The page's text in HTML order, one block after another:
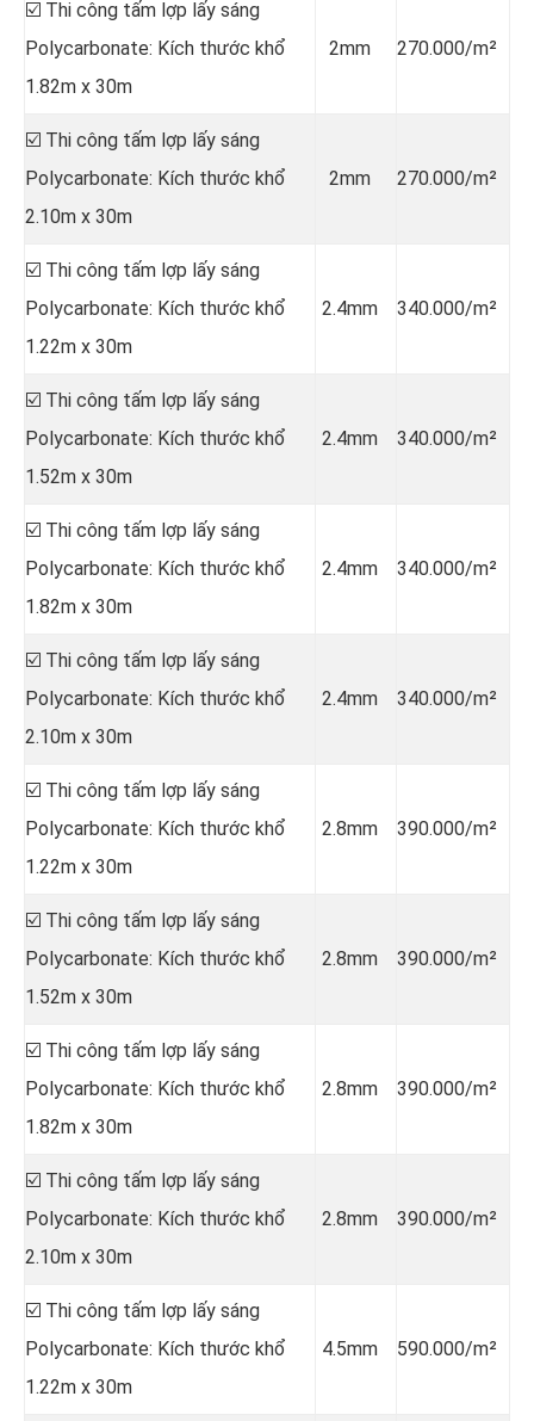
☑️ Thi công tấm lợp lấy sáng
Polycarbonate: Kích thước khổ
1.82m x 30m
2mm 270.000/m²
☑️ Thi công tấm lợp lấy sáng
Polycarbonate: Kích thước khổ
2.10m x 30m
2mm 270.000/m²
☑️ Thi công tấm lợp lấy sáng
Polycarbonate: Kích thước khổ
1.22m x 30m
2.4mm 340.000/m²
☑️ Thi công tấm lợp lấy sáng
Polycarbonate: Kích thước khổ
1.52m x 30m
2.4mm 340.000/m²
☑️ Thi công tấm lợp lấy sáng
Polycarbonate: Kích thước khổ
1.82m x 30m
2.4mm 340.000/m²
☑️ Thi công tấm lợp lấy sáng
Polycarbonate: Kích thước khổ
2.10m x 30m
2.4mm 340.000/m²
☑️ Thi công tấm lợp lấy sáng
Polycarbonate: Kích thước khổ
1.22m x 30m
2.8mm 390.000/m²
☑️ Thi công tấm lợp lấy sáng
Polycarbonate: Kích thước khổ
1.52m x 30m
2.8mm 390.000/m²
☑️ Thi công tấm lợp lấy sáng
Polycarbonate: Kích thước khổ
1.82m x 30m
2.8mm 390.000/m²
☑️ Thi công tấm lợp lấy sáng
Polycarbonate: Kích thước khổ
2.10m x 30m
2.8mm 390.000/m²
☑️ Thi công tấm lợp lấy sáng
Polycarbonate: Kích thước khổ
1.22m x 30m
4.5mm 590.000/m²